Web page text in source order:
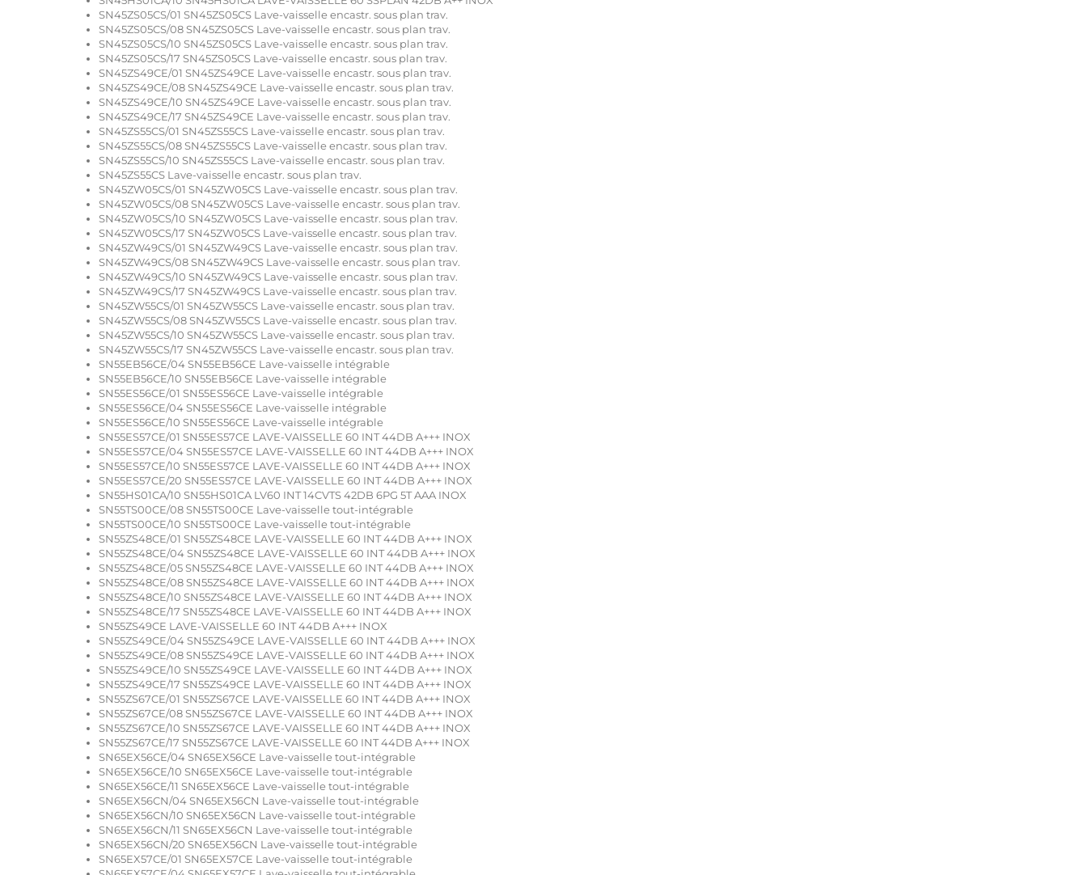
SN45ZS05CS/01 SN45ZS05CS Lave-vaisselle encastr. sous plan trav.
SN45ZS05CS/08 SN45ZS05CS Lave-vaisselle encastr. sous plan trav.
SN45ZS05CS/10 SN45ZS05CS Lave-vaisselle encastr. sous plan trav.
SN45ZS05CS/17 SN45ZS05CS Lave-vaisselle encastr. sous plan trav.
SN45ZS49CE/01 SN45ZS49CE Lave-vaisselle encastr. sous plan trav.
SN45ZS49CE/08 SN45ZS49CE Lave-vaisselle encastr. sous plan trav.
SN45ZS49CE/10 SN45ZS49CE Lave-vaisselle encastr. sous plan trav.
SN45ZS49CE/17 SN45ZS49CE Lave-vaisselle encastr. sous plan trav.
SN45ZS55CS/01 SN45ZS55CS Lave-vaisselle encastr. sous plan trav.
SN45ZS55CS/08 SN45ZS55CS Lave-vaisselle encastr. sous plan trav.
SN45ZS55CS/10 SN45ZS55CS Lave-vaisselle encastr. sous plan trav.
SN45ZS55CS Lave-vaisselle encastr. sous plan trav.
SN45ZW05CS/01 SN45ZW05CS Lave-vaisselle encastr. sous plan trav.
SN45ZW05CS/08 SN45ZW05CS Lave-vaisselle encastr. sous plan trav.
SN45ZW05CS/10 SN45ZW05CS Lave-vaisselle encastr. sous plan trav.
SN45ZW05CS/17 SN45ZW05CS Lave-vaisselle encastr. sous plan trav.
SN45ZW49CS/01 SN45ZW49CS Lave-vaisselle encastr. sous plan trav.
SN45ZW49CS/08 SN45ZW49CS Lave-vaisselle encastr. sous plan trav.
SN45ZW49CS/10 SN45ZW49CS Lave-vaisselle encastr. sous plan trav.
SN45ZW49CS/17 SN45ZW49CS Lave-vaisselle encastr. sous plan trav.
SN45ZW55CS/01 SN45ZW55CS Lave-vaisselle encastr. sous plan trav.
SN45ZW55CS/08 SN45ZW55CS Lave-vaisselle encastr. sous plan trav.
SN45ZW55CS/10 SN45ZW55CS Lave-vaisselle encastr. sous plan trav.
SN45ZW55CS/17 SN45ZW55CS Lave-vaisselle encastr. sous plan trav.
SN55EB56CE/04 SN55EB56CE Lave-vaisselle intégrable
SN55EB56CE/10 SN55EB56CE Lave-vaisselle intégrable
SN55ES56CE/01 SN55ES56CE Lave-vaisselle intégrable
SN55ES56CE/04 SN55ES56CE Lave-vaisselle intégrable
SN55ES56CE/10 SN55ES56CE Lave-vaisselle intégrable
SN55ES57CE/01 SN55ES57CE LAVE-VAISSELLE 60 INT 44DB A+++ INOX
SN55ES57CE/04 SN55ES57CE LAVE-VAISSELLE 60 INT 44DB A+++ INOX
SN55ES57CE/10 SN55ES57CE LAVE-VAISSELLE 60 INT 44DB A+++ INOX
SN55ES57CE/20 SN55ES57CE LAVE-VAISSELLE 60 INT 44DB A+++ INOX
SN55HS01CA/10 SN55HS01CA LV60 INT 14CVTS 42DB 6PG 5T AAA INOX
SN55TS00CE/08 SN55TS00CE Lave-vaisselle tout-intégrable
SN55TS00CE/10 SN55TS00CE Lave-vaisselle tout-intégrable
SN55ZS48CE/01 SN55ZS48CE LAVE-VAISSELLE 60 INT 44DB A+++ INOX
SN55ZS48CE/04 SN55ZS48CE LAVE-VAISSELLE 60 INT 44DB A+++ INOX
SN55ZS48CE/05 SN55ZS48CE LAVE-VAISSELLE 60 INT 44DB A+++ INOX
SN55ZS48CE/08 SN55ZS48CE LAVE-VAISSELLE 60 INT 44DB A+++ INOX
SN55ZS48CE/10 SN55ZS48CE LAVE-VAISSELLE 60 INT 44DB A+++ INOX
SN55ZS48CE/17 SN55ZS48CE LAVE-VAISSELLE 60 INT 44DB A+++ INOX
SN55ZS49CE LAVE-VAISSELLE 60 INT 44DB A+++ INOX
SN55ZS49CE/04 SN55ZS49CE LAVE-VAISSELLE 60 INT 44DB A+++ INOX
SN55ZS49CE/08 SN55ZS49CE LAVE-VAISSELLE 60 INT 44DB A+++ INOX
SN55ZS49CE/10 SN55ZS49CE LAVE-VAISSELLE 60 INT 44DB A+++ INOX
SN55ZS49CE/17 SN55ZS49CE LAVE-VAISSELLE 60 INT 44DB A+++ INOX
SN55ZS67CE/01 SN55ZS67CE LAVE-VAISSELLE 60 INT 44DB A+++ INOX
SN55ZS67CE/08 SN55ZS67CE LAVE-VAISSELLE 60 INT 44DB A+++ INOX
SN55ZS67CE/10 SN55ZS67CE LAVE-VAISSELLE 60 INT 44DB A+++ INOX
SN55ZS67CE/17 SN55ZS67CE LAVE-VAISSELLE 60 INT 44DB A+++ INOX
SN65EX56CE/04 SN65EX56CE Lave-vaisselle tout-intégrable
SN65EX56CE/10 SN65EX56CE Lave-vaisselle tout-intégrable
SN65EX56CE/11 SN65EX56CE Lave-vaisselle tout-intégrable
SN65EX56CN/04 SN65EX56CN Lave-vaisselle tout-intégrable
SN65EX56CN/10 SN65EX56CN Lave-vaisselle tout-intégrable
SN65EX56CN/11 SN65EX56CN Lave-vaisselle tout-intégrable
SN65EX56CN/20 SN65EX56CN Lave-vaisselle tout-intégrable
SN65EX57CE/01 SN65EX57CE Lave-vaisselle tout-intégrable